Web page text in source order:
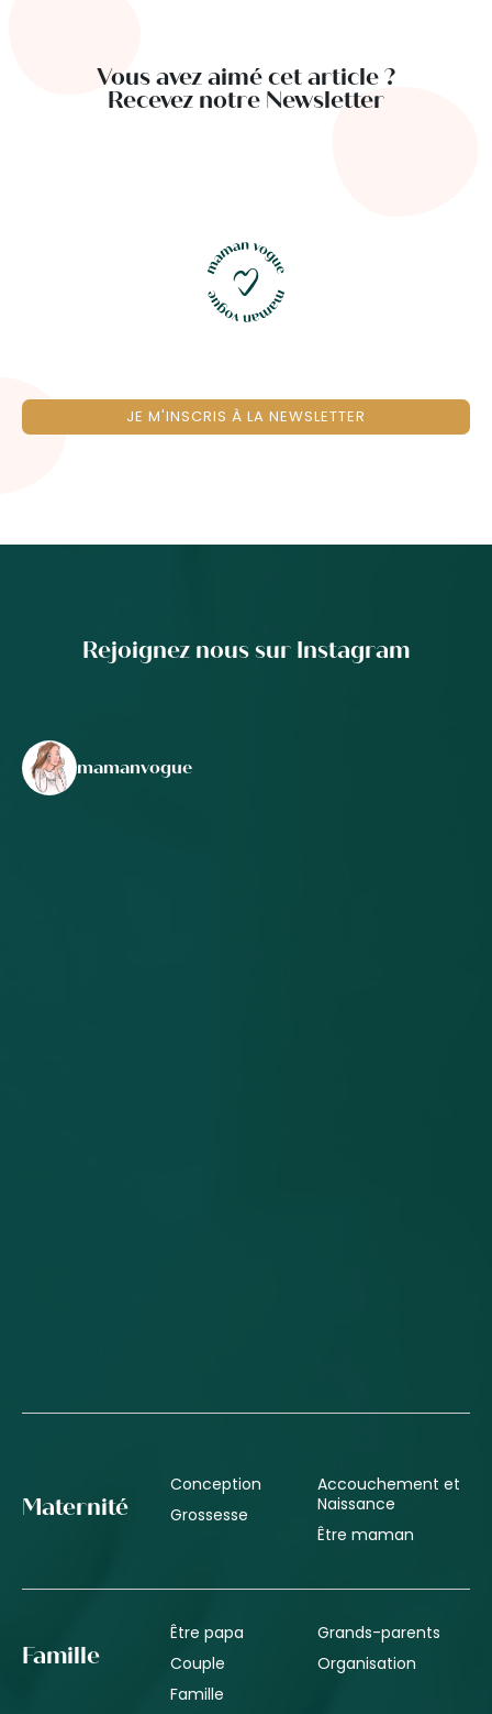
Vous avez aimé cet article ?
Recevez notre Newsletter
JE M'INSCRIS À LA NEWSLETTER
Rejoignez nous sur Instagram
mamanvogue
Maternité
Conception
Grossesse
Accouchement et
Naissance
Être maman
Famille
Être papa
Couple
Famille
Grands-parents
Organisation